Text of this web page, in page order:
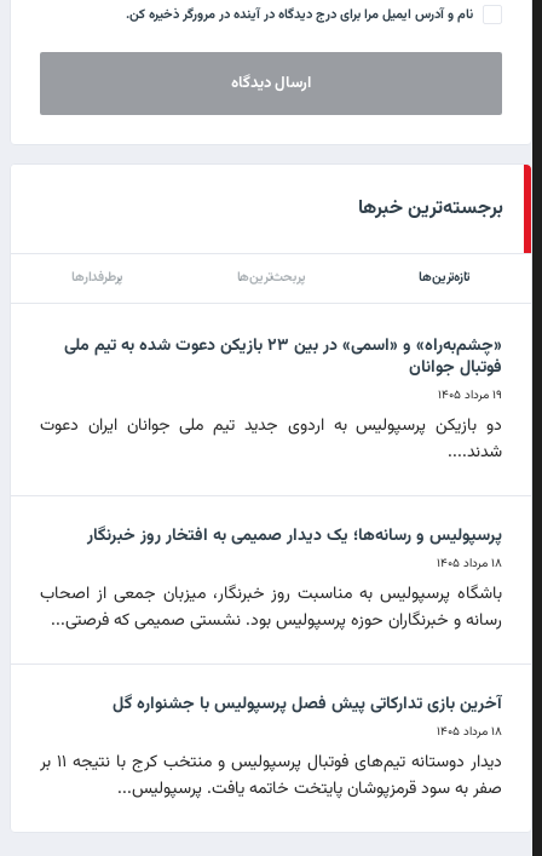
نام و آدرس ایمیل مرا برای درج دیدگاه در آینده در مرورگر ذخیره کن.
برجسته‌ترین خبرها
تازه‌ترین‌ها پربحث‌ترین‌ها پرطرفدارها
«چشم‌به‌راه» و «اسمی» در بین ۲۳ بازیکن دعوت شده به تیم ملی
فوتبال جوانان
۱۹ مرداد ۱۴۰۵
دو بازیکن پرسپولیس به اردوی جدید تیم ملی جوانان ایران دعوت
شدند....
پرسپولیس و رسانه‌ها؛ یک دیدار صمیمی به افتخار روز خبرنگار
۱۸ مرداد ۱۴۰۵
باشگاه پرسپولیس به مناسبت روز خبرنگار، میزبان جمعی از اصحاب
رسانه و خبرنگاران حوزه پرسپولیس بود. نشستی صمیمی که فرصتی...
آخرین بازی تدارکاتی پیش فصل پرسپولیس با جشنواره گل
۱۸ مرداد ۱۴۰۵
دیدار دوستانه تیم‌های فوتبال پرسپولیس و منتخب کرج با نتیجه ۱۱ بر
صفر به سود قرمزپوشان پایتخت خاتمه یافت. پرسپولیس...